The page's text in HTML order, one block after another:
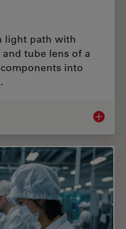
light path with
tube lens of a
into
Infinity